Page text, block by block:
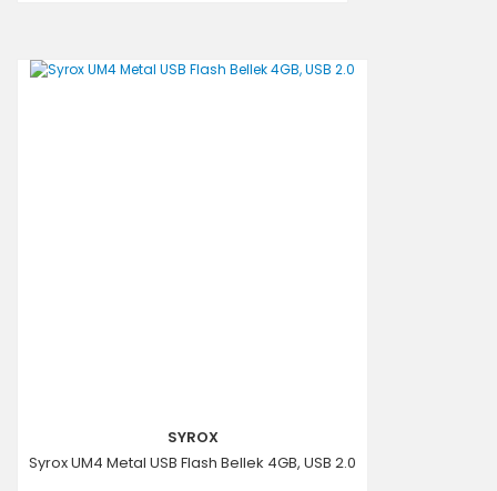
SYROX
Syrox UM4 Metal USB Flash Bellek 4GB, USB 2.0